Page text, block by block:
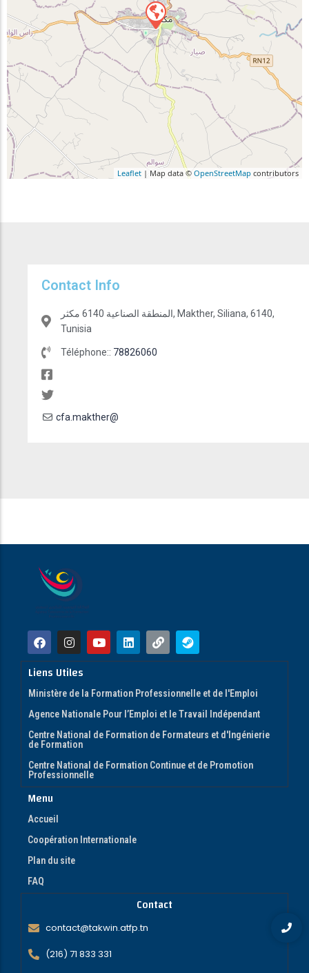
Leaflet | Map data © OpenStreetMap contributors
Contact Info
المنطقة الصناعية 6140 مكثر, Makther, Siliana, 6140,
Tunisia
Téléphone:: 78826060
cfa.makther@
Liens Utiles
Ministère de la Formation Professionnelle et de l'Emploi
Agence Nationale Pour l’Emploi et le Travail Indépendant
Centre National de Formation de Formateurs et d'Ingénierie
de Formation
Centre National de Formation Continue et de Promotion
Professionnelle
Menu
Accueil
Coopération Internationale
Plan du site
FAQ
Contact
contact@takwin.atfp.tn
(216) 71 833 331